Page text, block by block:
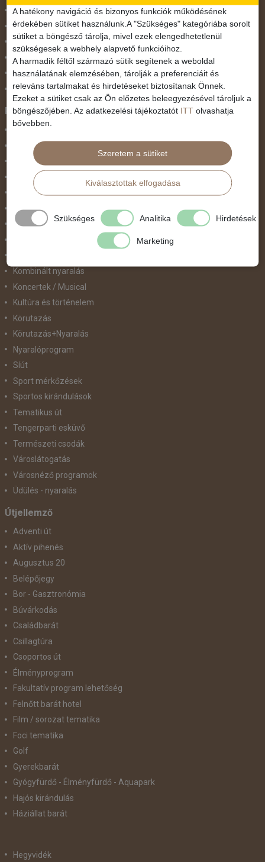
November 1.
Október 23.
Pünkösdi utazás
Szilveszter
Tavaszi szünet
Valentin nap
Programtípus
Belépőjegy
Egyéni út
Egzotikus út
Fesztiválok
Golfút
Gyalogtúra
Kombinált nyaralás
Koncertek / Musical
Kultúra és történelem
Körutazás
Körutazás+Nyaralás
Nyaralóprogram
Síút
Sport mérkőzések
Sportos kirándulások
Tematikus út
Tengerparti esküvő
Természeti csodák
Városlátogatás
Városnéző programok
Üdülés - nyaralás
Útjellemző
Adventi út
Aktív pihenés
Augusztus 20
Belépőjegy
Bor - Gasztronómia
Búvárkodás
Családbarát
Csillagtúra
Csoportos út
Élményprogram
Fakultatív program lehetőség
Felnőtt barát hotel
Film / sorozat tematika
Foci tematika
Golf
Gyerekbarát
Gyógyfürdő - Élményfürdő - Aquapark
Hajós kirándulás
Háziállat barát
Hegyvidék
A hatékony navigáció és bizonyos funkciók működésének
érdekében sütiket használunk.A "Szükséges" kategóriába sorolt
sütiket a böngésző tárolja, mivel ezek elengedhetetlenül
szükségesek a webhely alapvető funkcióihoz.
A harmadik féltől származó sütik segítenek a weboldal
használatának elemzésében, tárolják a preferenciáit és
releváns tartalmakat és hirdetéseket biztosítanak Önnek.
Ezeket a sütiket csak az Ön előzetes beleegyezésével tároljuk a
böngészőjében. Az adatkezelési tájékoztatót ITT olvashatja
bővebben.
Szeretem a sütiket
Kiválasztottak elfogadása
Szükséges Analitika Hirdetések
Marketing